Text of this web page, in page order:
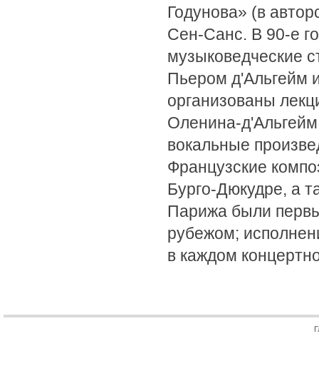
Годунова» (в
Сен-Санс. В 90-е
музыковедческие
Пьером д'Альгейм
организованы
Оленина-
вокальные
Французские
Бурго-Дюкудре, а
Парижа были
рубежом;
в каждом